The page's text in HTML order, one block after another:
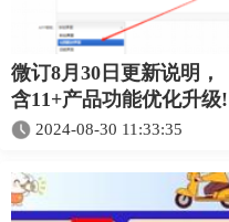
微订8月30日更新说明，
含11+产品功能优化升级!
2024-08-30 11:33:35